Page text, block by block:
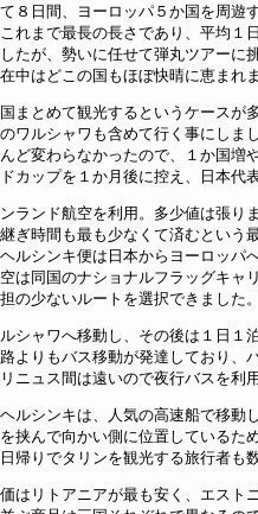
８日間、ヨーロッパ５か国を周遊
れまで最長の長さであり、平均１
たが、勢いに任せて弾丸ツアーに
中はどこの国もほぼ快晴に恵まれま
まとめて観光するというケースが
ワルシャワも含めて行く事にしまし
ど変わらなかったので、１か国増
カップを１か月後に控え、日本代
ランド航空を利用。多少値は張りま
ぎ時間も最も少なくて済むという
ルシンキ便は日本からヨーロッパ
は同国のナショナルフラッグキャ
の少ないルートを選択できました。
シャワへ移動し、その後は１日１
よりもバス移動が発達しており、
ニュス間は遠いので夜行バスを利
ルシンキは、人気の高速船で移動し
挟んで向かい側に位置しているた
帰りでタリンを観光する旅行者も
はリトアニアが最も安く、エスト